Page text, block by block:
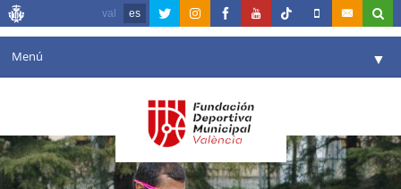
val es
Menú ▼
Agenda
Instalaciones ▼